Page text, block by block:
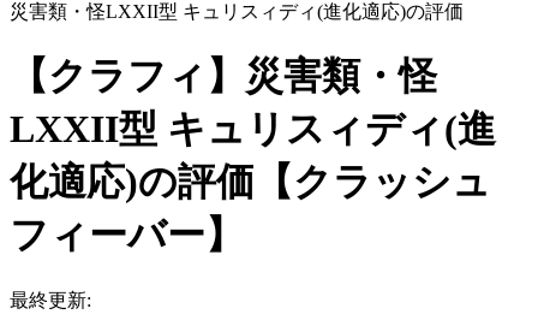
災害類・怪LXXII型 キュリスィディ(進化適応)の評価
【クラフィ】災害類・怪
LXXII型 キュリスィディ(進
化適応)の評価【クラッシュ
フィーバー】
最終更新: